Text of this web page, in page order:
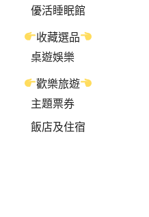
優活睡眠館
收藏選品
桌遊娛樂
歡樂旅遊
主題票券
飯店及住宿